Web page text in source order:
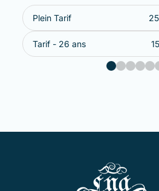
Plein Tarif
Tarif - 26 ans